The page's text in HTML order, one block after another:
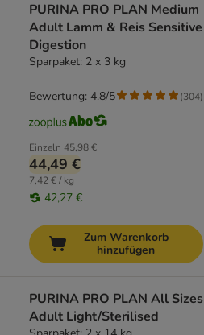
PURINA PRO PLAN Medium
Adult Lamm & Reis Sensitive
Digestion
Sparpaket: 2 x 3 kg
Einzeln 45,98 €
44,49 €
7,42 € / kg
42,27 €
Bewertung: 4.8/5 (304)
Zum Warenkorb
hinzufügen
PURINA PRO PLAN All Sizes
Adult Light/Sterilised